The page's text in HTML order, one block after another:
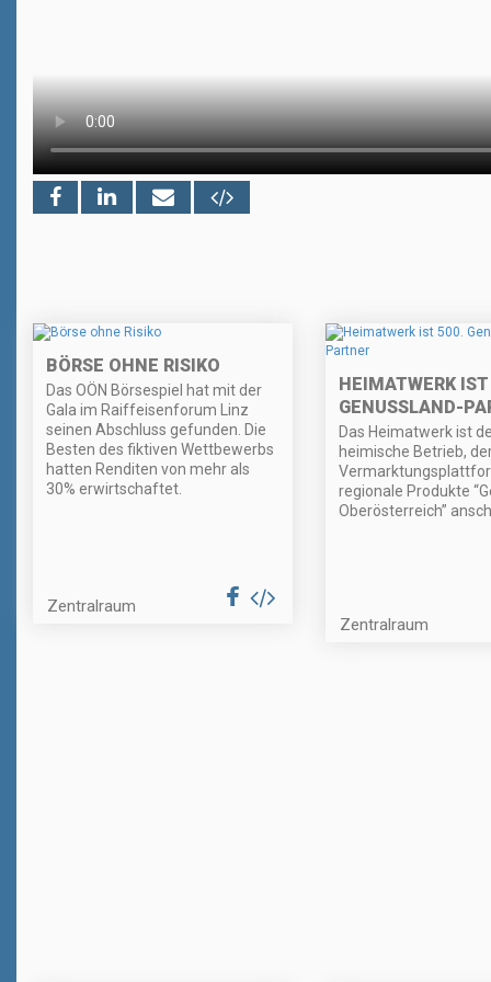
BÖRSE OHNE RISIKO
Das OÖN Börsespiel hat mit der
Gala im Raiffeisenforum Linz
seinen Abschluss gefunden. Die
Besten des fiktiven Wettbewerbs
hatten Renditen von mehr als
30% erwirtschaftet.
Zentralraum
HEIMATWERK
GENUSSLAND-
Das Heimatwerk ist
heimische Betrieb,
regionale Produkte
Oberösterreich”
Zentralraum